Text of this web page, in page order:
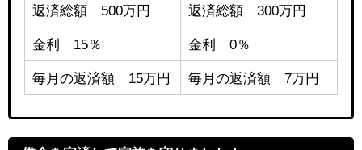
返済総額 500万円 返済総額 300万円
金利 15％ 金利 0％
毎月の返済額 15万円 毎月の返済額 7万円